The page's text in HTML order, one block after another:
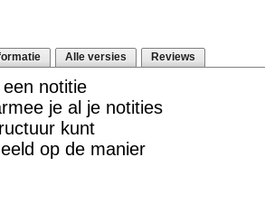
Alle versies Reviews
een notitie
je al je notities
kunt
op de manier